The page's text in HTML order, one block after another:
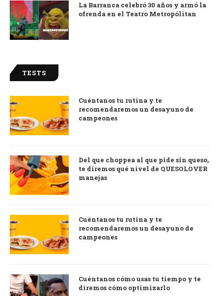
La Barranca celebró 30 años y armó la
ofrenda en el Teatro Metropólitan
TESTS
Cuéntanos tu rutina y te
recomendaremos un desayuno de
campeones
Del que choppea al que pide sin queso,
te diremos qué nivel de QUESOLOVER
manejas
Cuéntanos tu rutina y te
recomendaremos un desayuno de
campeones
Cuéntanos cómo usas tu tiempo y te
diremos cómo optimizarlo